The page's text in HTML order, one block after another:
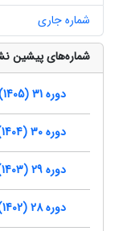
شماره جاری
شماره‌های پیشین
دوره 31 (1405)
دوره 30 (1404)
دوره 29 (1403)
دوره 28 (1402)